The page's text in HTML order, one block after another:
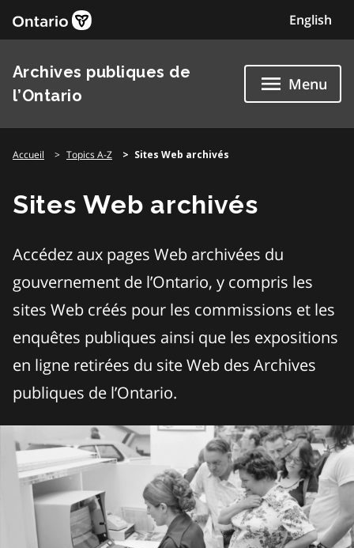
English
Archives publiques de
l’Ontario
Menu
Accueil Topics A-Z Sites Web archivés
Sites Web archivés
Accédez aux pages Web archivées du
gouvernement de l’Ontario, y compris les
sites Web créés pour les commissions et les
enquêtes publiques ainsi que les expositions
en ligne retirées du site Web des Archives
publiques de l’Ontario.